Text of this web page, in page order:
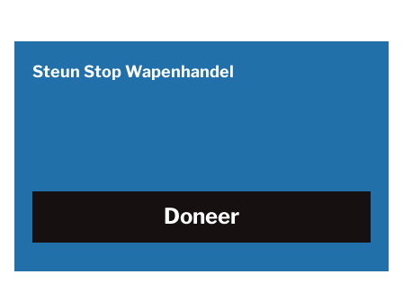
Steun Stop Wapenhandel
Doneer